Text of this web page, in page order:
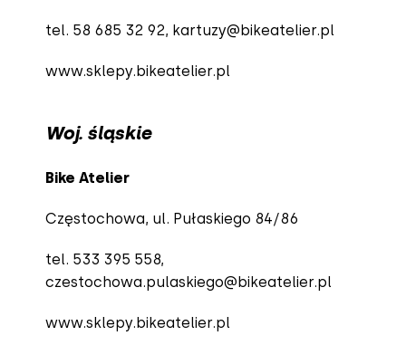
tel. 58 685 32 92, kartuzy@bikeatelier.pl
www.sklepy.bikeatelier.pl
Woj. śląskie
Bike Atelier
Częstochowa, ul. Pułaskiego 84/86
tel. 533 395 558,
czestochowa.pulaskiego@bikeatelier.pl
www.sklepy.bikeatelier.pl